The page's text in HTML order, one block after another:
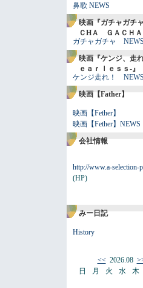
鼻歌 NEWS
映画『ガチャガチ
ＣHＡ ＧＡＣＨＡ
ガチャガチャ NEWS
映画『ケンジ、走
ｅａｒｌｅｓｓ-』
ケンジ走れ！ NEWS
映画【Father】
映画【Fether】
映画【Fether】NEWS
会社情報
http://www.a-selection-
(HP)
みー日記
History
<<2026.08
日
月 火 水 木